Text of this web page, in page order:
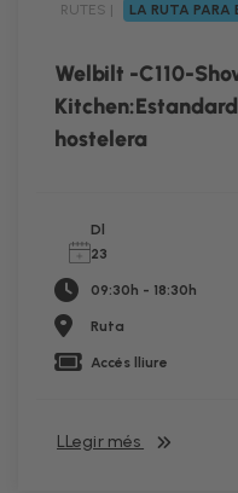
RUTES | LA RUTA PARA
Welbilt -C110-
hostelera
Dl
23
09:30h - 18:30h
Ruta
Accés lliure
LLegir més